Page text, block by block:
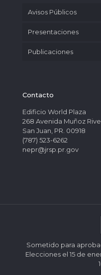
Avisos Públicos
Presentaciones
Publicaciones
Contacto
Edificio World Plaza
268 Avenida Muñoz
San Juan, PR. 00918
(787) 523-6262
nepr@jrsp.pr.gov
Sometido para
Elecciones el 15 de